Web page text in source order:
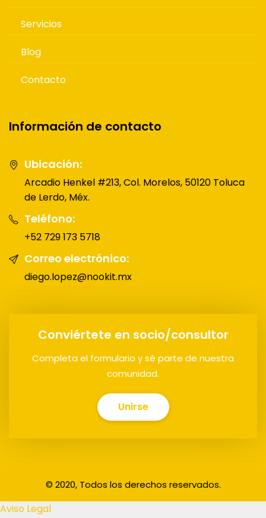
Servicios
Blog
Contacto
Información de contacto
Ubicación:
Arcadio Henkel #213, Col. Morelos, 50120 Toluca
de Lerdo, Méx.
Teléfono:
+52 729 173 5718
Correo electrónico:
diego.lopez@nookit.mx
Conviértete en socio/consultor
Completa el formulario y sé parte de nuestra
comunidad.
Unirse
© 2020, Todos los derechos reservados.
Aviso Legal